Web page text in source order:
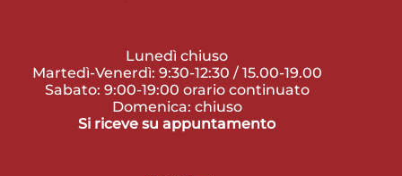
Lunedì chiuso
Martedì-Venerdì: 9:30-12:30 / 15.00-19.00
Sabato: 9:00-19:00 orario continuato
Domenica: chiuso
Si riceve su appuntamento